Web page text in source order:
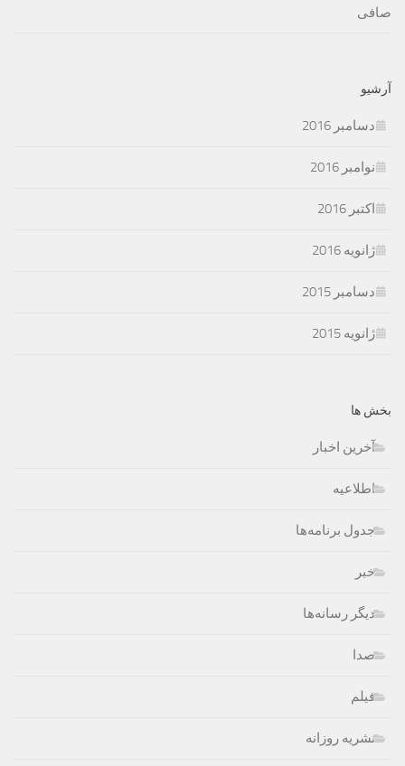
صافی
آرشیو
دسامبر 2016
نوامبر 2016
اکتبر 2016
ژانویه 2016
دسامبر 2015
ژانویه 2015
بخش ها
آخرین اخبار
اطلاعیه
جدول برنامه‌ها
خبر
دیگر رسانه‌ها
صدا
فیلم
نشریه روزانه